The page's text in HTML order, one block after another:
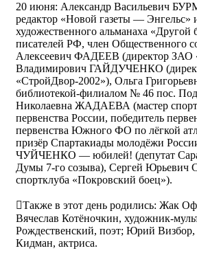
20 июня: Александр Васильевич
редактор «Новой газеты — Энгельс»
художественного альманаха «Другой
писателей РФ, член Общественного
Алексеевич ФАДЕЕВ (директор ЗАО
Владимирович ГАЙДУЧЕНКО
«СтройДвор-2002»), Ольга
библиотекой-филиалом № 46 пос.
Николаевна ЖАДАЕВА (мастер
первенства России, победитель
первенства Южного ФО по лёгкой
призёр Спартакиады молодёжи
ЧУЙЧЕНКО — юбилей! (депутат
Думы 7-го созыва), Сергей Юрьевич
спортклуба «Покровский боец»).
Также в этот день родились: Жак
Вячеслав Котёночкин, художник-
Рождественский, поэт; Юрий Визбор,
Кидман, актриса.